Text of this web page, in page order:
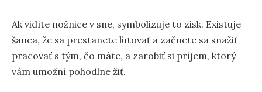
Ak vidíte nožnice v sne, symbolizuje to zisk. Existuje
šanca, že sa prestanete ľutovať a začnete sa snažiť
pracovať s tým, čo máte, a zarobiť si príjem, ktorý
vám umožní pohodlne žiť.